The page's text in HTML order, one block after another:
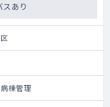
あり
棟管理